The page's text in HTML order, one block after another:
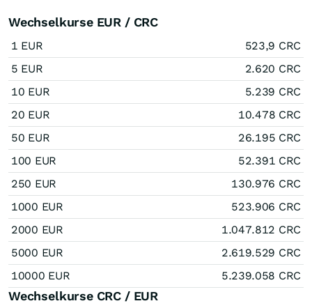
Wechselkurse EUR / CRC
1 EUR
523,9 CRC
5 EUR
2.620 CRC
10 EUR
5.239 CRC
20 EUR
10.478 CRC
50 EUR
26.195 CRC
100 EUR
52.391 CRC
250 EUR
130.976 CRC
1000 EUR
523.906 CRC
2000 EUR
1.047.812 CRC
5000 EUR
2.619.529 CRC
10000 EUR
5.239.058 CRC
Wechselkurse CRC / EUR